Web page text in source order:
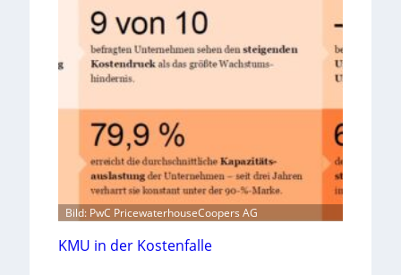
Bild: PwC PricewaterhouseCoopers AG
KMU in der Kostenfalle